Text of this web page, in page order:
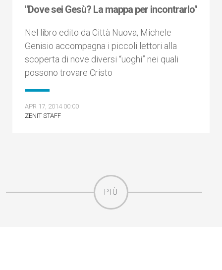
"Dove sei Gesù? La mappa per incontrarlo"
Nel libro edito da Città Nuova, Michele
Genisio accompagna i piccoli lettori alla
scoperta di nove diversi “uoghi” nei quali
possono trovare Cristo
APR 17, 2014 00:00
ZENIT STAFF
PIÙ